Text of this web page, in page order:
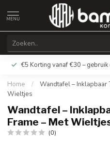
MENU
€5 Korting vanaf €30 – gebruik
Home /
Wandtafel – Inklapbaar
Wieltjes
Wandtafel –
Frame – Met
(0)